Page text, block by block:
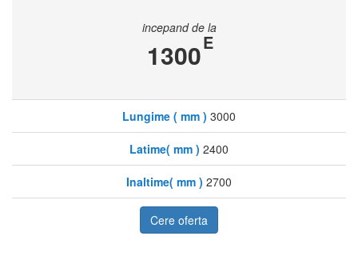
incepand de la
1300E
Lungime ( mm ) 3000
Latime( mm ) 2400
Inaltime( mm ) 2700
Cere oferta